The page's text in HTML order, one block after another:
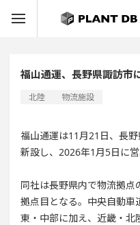
福山通運、長野県諏訪市
北陸 物流施設
福山通運は11月21日、長
新設し、2026年1月5日に
同社は長野県内で物流拠
拠点目となる。中央自動
東・中部に加え、近畿・北